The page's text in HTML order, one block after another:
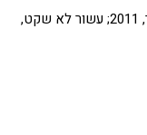
עודד מרום, ממריאים דרומה, עמותת חיל האויר, 2011; עשור לא שקט,